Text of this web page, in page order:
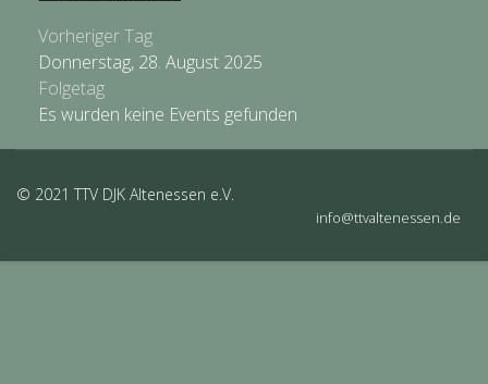
Vorheriger Tag
Donnerstag, 28. August 2025
Folgetag
Es wurden keine Events gefunden
© 2021 TTV DJK Altenessen e.V.
info@ttvaltenessen.de